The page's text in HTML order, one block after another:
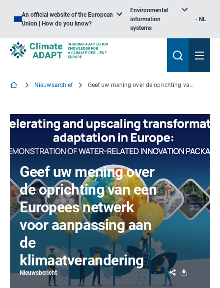
An official website of the European
Union | How do you know?
Environmental
information
systems
NL
Nieuwsarchief Geef uw mening over de oprichting van een Europees netwerk voor aanpassing aan de klimaatverandering
Geef uw mening over
de oprichting van een
Europees netwerk
voor aanpassing aan
de
klimaatverandering
Nieuwsbericht Share